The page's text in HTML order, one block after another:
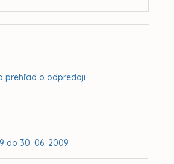
prehľad o odpredaji
do 30. 06. 2009